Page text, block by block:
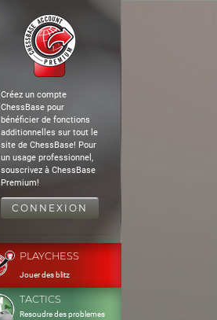
Créez un compte
ChessBase pour
bénéficier de fonctions
additionnelles sur tout le
site de ChessBase! Pour
un usage professionnel,
souscrivez à ChessBase
Premium!
CONNEXION
PLAYCHESS
Jouer des blitz
TACTICS
Resoudre des problemes